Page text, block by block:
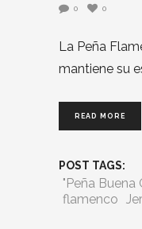
0 0
La Peña
mantiene su
READ MORE
POST TAGS:
"Peña Buena
flamenco